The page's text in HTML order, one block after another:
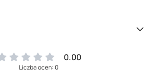
0.00
Liczba ocen: 0